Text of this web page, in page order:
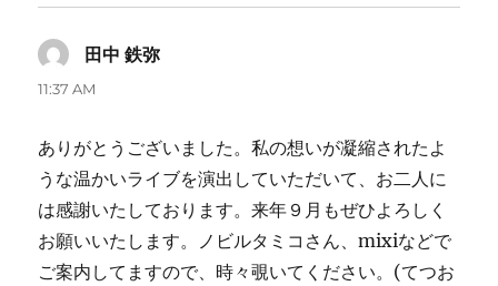
田中 鉄弥
11:37 AM
ありがとうございました。私の想いが凝縮されたよ
うな温かいライブを演出していただいて、お二人に
は感謝いたしております。来年９月もぜひよろしく
お願いいたします。ノビルタミコさん、mixiなどで
ご案内してますので、時々覗いてください。(てつお